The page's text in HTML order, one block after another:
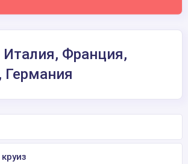
Италия, Франция,
Германия